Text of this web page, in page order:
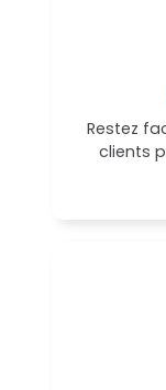
Restez
clients